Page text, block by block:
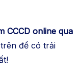
CCCD online qua
để có trải